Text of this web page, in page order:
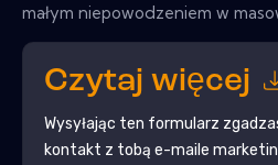
małym niepowodzeniem w
Czytaj więcej
Wysyłając ten formularz
kontakt z tobą e-maile